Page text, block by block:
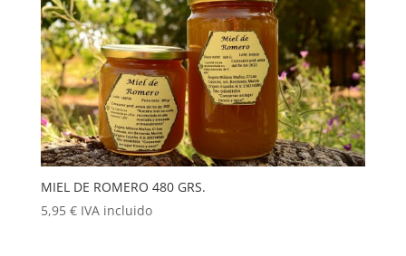
MIEL DE ROMERO 480 GRS.
5,95 € IVA incluido